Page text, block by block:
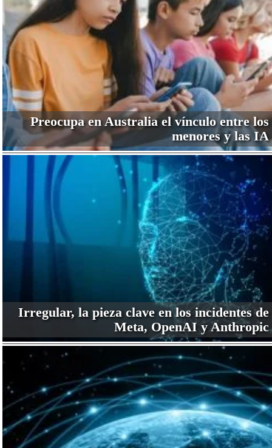
Preocupa en Australia el vínculo entre los
menores y las IA
Irregular, la pieza clave en los incidentes de
Meta, OpenAI y Anthropic